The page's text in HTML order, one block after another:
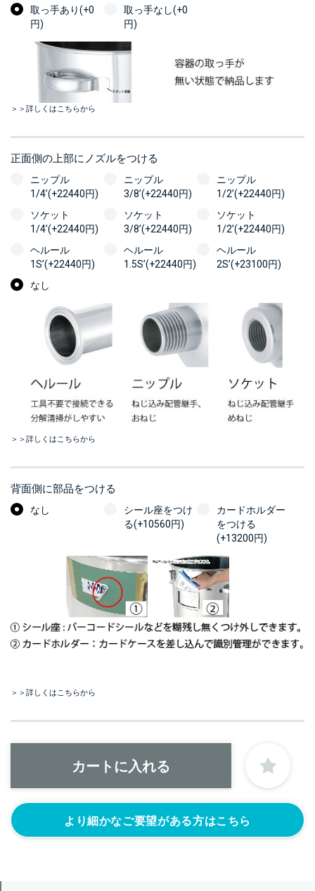
取っ手あり(+0
円)
取っ手なし(+0
円)
＞＞詳しくはこちらから
正面側の上部にノズルをつける
ニップル
1/4’(+22440円)
ニップル
3/8’(+22440円)
ニップル
1/2’(+22440円)
ソケット
1/4’(+22440円)
ソケット
3/8’(+22440円)
ソケット
1/2’(+22440円)
ヘルール
1S’(+22440円)
ヘルール
1.5S’(+22440円)
ヘルール
2S’(+23100円)
なし
＞＞詳しくはこちらから
背面側に部品をつける
なし
シール座をつけ
る(+10560円)
カードホルダー
をつける
(+13200円)
＞＞詳しくはこちらから
より細かなご要望がある方はこちら